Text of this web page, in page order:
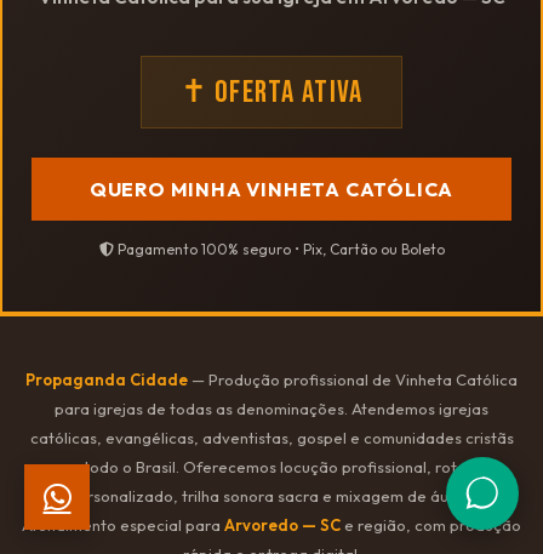
✝ OFERTA ATIVA
QUERO MINHA VINHETA CATÓLICA
Pagamento 100% seguro • Pix, Cartão ou Boleto
Propaganda Cidade — Produção profissional de Vinheta Católica
para igrejas de todas as denominações. Atendemos igrejas
católicas, evangélicas, adventistas, gospel e comunidades cristãs
em todo o Brasil. Oferecemos locução profissional, roteiro
personalizado, trilha sonora sacra e mixagem de áudio.
Atendimento especial para Arvoredo — SC e região, com produção